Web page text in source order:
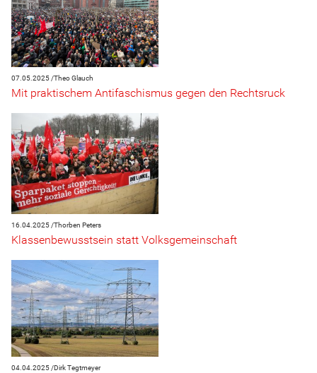
07.05.2025 /Theo Glauch
Mit praktischem Antifaschismus gegen den Rechtsruck
16.04.2025 /Thorben Peters
Klassenbewusstsein statt Volksgemeinschaft
04.04.2025 /Dirk Tegtmeyer